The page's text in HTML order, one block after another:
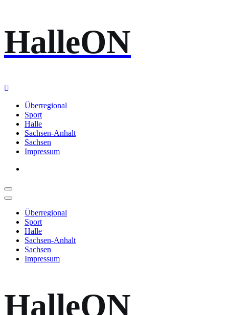
Inhalt
springen
HalleON
Überregional
Sport
Halle
Sachsen-Anhalt
Sachsen
Impressum
Überregional
Sport
Halle
Sachsen-Anhalt
Sachsen
Impressum
HalleON